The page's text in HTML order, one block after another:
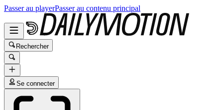
Passer au playerPasser au contenu principal
Rechercher
Se connecter